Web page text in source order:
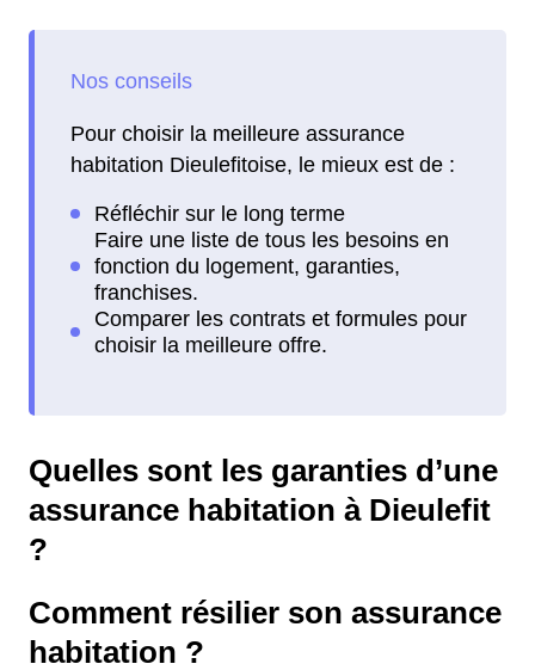
Pour choisir la meilleure assurance
habitation Dieulefitoise, le mieux est de :
Quelles sont les garanties d’une
assurance habitation à Dieulefit
?
Comment résilier son assurance
habitation ?